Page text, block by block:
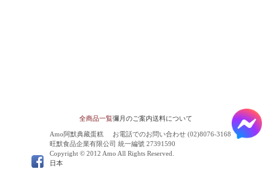
全商品一覧彌月のご案内送料について
Amo阿默典藏蛋糕
お電話でのお問い合わせ (02)8076-3168
旺默食品企業有限公司 統一編號 27391590
Copyright © 2012 Amo All Rights Reserved.
日本